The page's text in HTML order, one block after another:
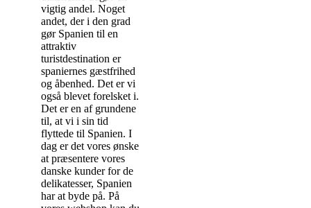
vigtig andel. Noget
andet, der i den grad
gør Spanien til en
attraktiv
turistdestination er
spaniernes gæstfrihed
og åbenhed. Det er vi
også blevet forelsket i.
Det er en af grundene
til, at vi i sin tid
flyttede til Spanien. I
dag er det vores ønske
at præsentere vores
danske kunder for de
delikatesser, Spanien
har at byde på. På